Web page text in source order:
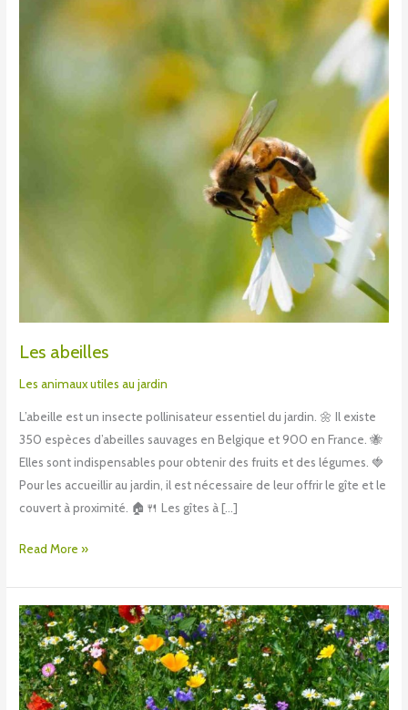
Les abeilles
Les animaux utiles au jardin
L’abeille est un insecte pollinisateur essentiel du jardin. 🌼 Il existe
350 espèces d’abeilles sauvages en Belgique et 900 en France. 🐝
Elles sont indispensables pour obtenir des fruits et des légumes. 🍓
Pour les accueillir au jardin, il est nécessaire de leur offrir le gîte et le
couvert à proximité. 🏠🍴 Les gîtes à […]
Read More »
Bandes
et
prairies
fleuries